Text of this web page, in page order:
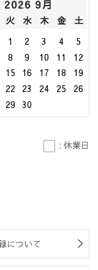
2026 9月
火 水 木 金
土
1
2 3 4
5
8 9 10 11
12
15 16 17 18
19
22 23 24 25
26
29 30
: 休業日
について